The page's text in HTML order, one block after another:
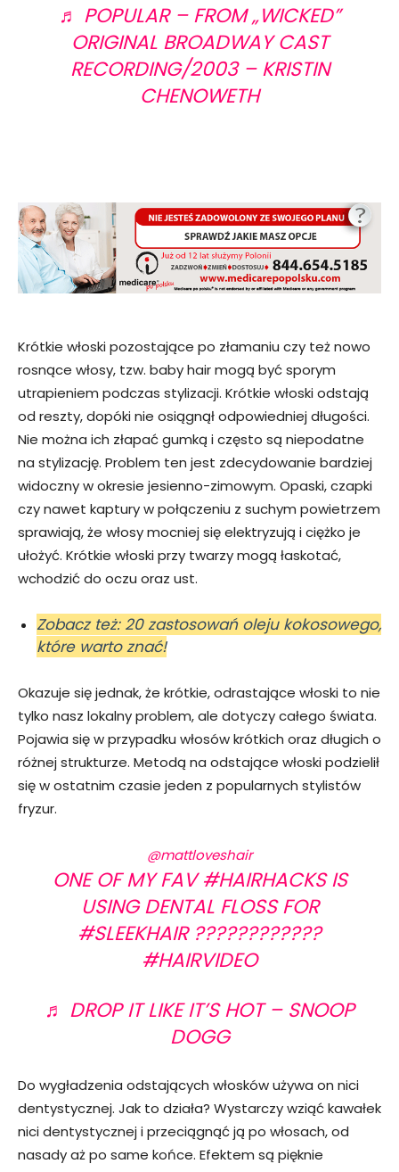
♬ POPULAR – FROM „WICKED”
ORIGINAL BROADWAY CAST
RECORDING/2003 – KRISTIN
CHENOWETH
Krótkie włoski pozostające po złamaniu czy też nowo
rosnące włosy, tzw. baby hair mogą być sporym
utrapieniem podczas stylizacji. Krótkie włoski odstają
od reszty, dopóki nie osiągnął odpowiedniej długości.
Nie można ich złapać gumką i często są niepodatne
na stylizację. Problem ten jest zdecydowanie bardziej
widoczny w okresie jesienno-zimowym. Opaski, czapki
czy nawet kaptury w połączeniu z suchym powietrzem
sprawiają, że włosy mocniej się elektryzują i ciężko je
ułożyć. Krótkie włoski przy twarzy mogą łaskotać,
wchodzić do oczu oraz ust.
Zobacz też: 20 zastosowań oleju kokosowego,
które warto znać!
Okazuje się jednak, że krótkie, odrastające włoski to nie
tylko nasz lokalny problem, ale dotyczy całego świata.
Pojawia się w przypadku włosów krótkich oraz długich o
różnej strukturze. Metodą na odstające włoski podzielił
się w ostatnim czasie jeden z popularnych stylistów
fryzur.
@mattloveshair
ONE OF MY FAV#HAIRHACKSIS
USING DENTAL FLOSS FOR
#SLEEKHAIR????????????
#HAIRVIDEO
♬ DROP IT LIKE IT’S HOT – SNOOP
DOGG
Do wygładzenia odstających włosków używa on nici
dentystycznej. Jak to działa? Wystarczy wziąć kawałek
nici dentystycznej i przeciągnąć ją po włosach, od
nasady aż po same końce. Efektem są pięknie